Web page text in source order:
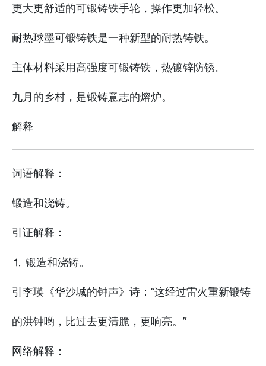
更大更舒适的可锻铸铁手轮，操作更加轻松。
耐热球墨可锻铸铁是一种新型的耐热铸铁。
主体材料采用高强度可锻铸铁，热镀锌防锈。
九月的乡村，是锻铸意志的熔炉。
解释
词语解释：
锻造和浇铸。
引证解释：
⒈ 锻造和浇铸。
引李瑛《华沙城的钟声》诗：“这经过雷火重新锻铸
的洪钟哟，比过去更清脆，更响亮。”
网络解释：